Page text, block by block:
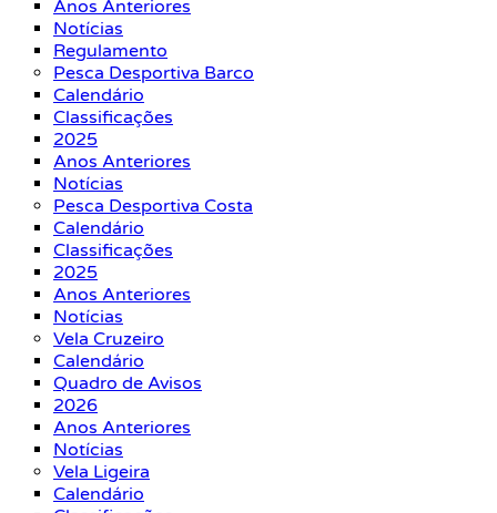
Anos Anteriores
Notícias
Regulamento
Pesca Desportiva Barco
Calendário
Classificações
2025
Anos Anteriores
Notícias
Pesca Desportiva Costa
Calendário
Classificações
2025
Anos Anteriores
Notícias
Vela Cruzeiro
Calendário
Quadro de Avisos
2026
Anos Anteriores
Notícias
Vela Ligeira
Calendário